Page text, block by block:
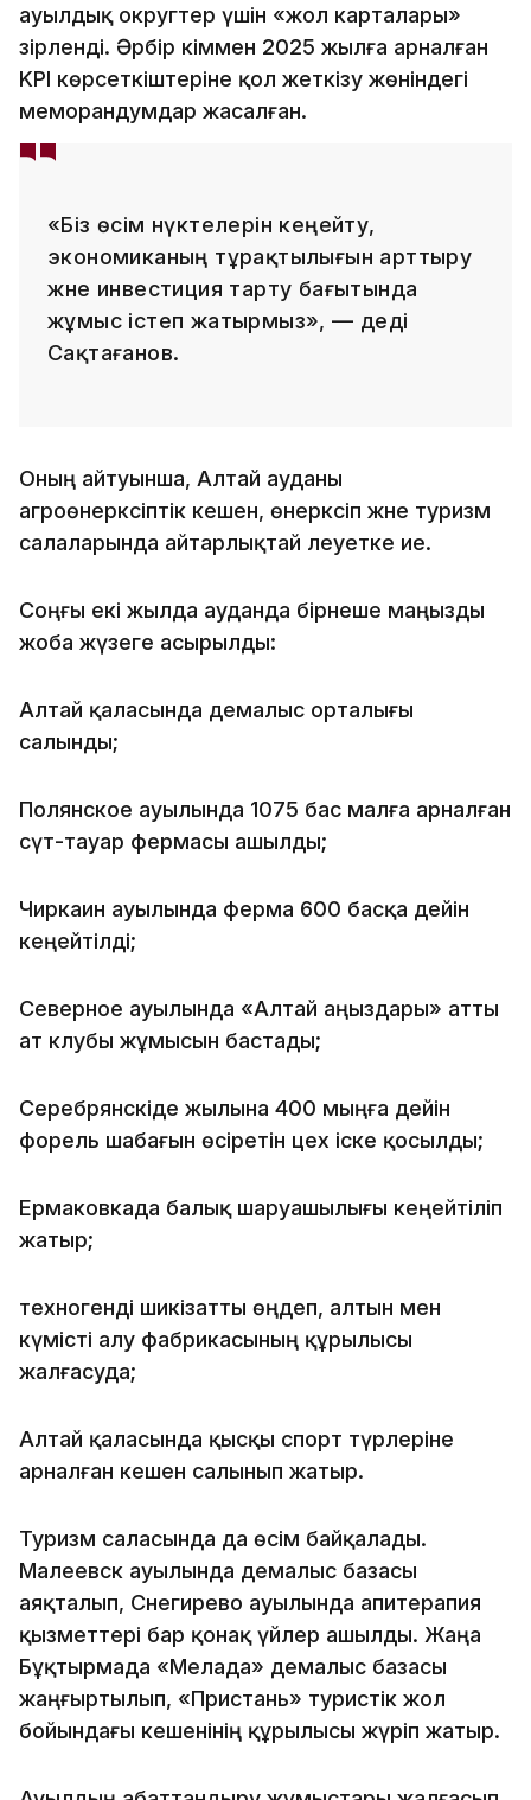
ауылдық округтер үшін «жол карталары»
әзірленді. Әрбір әкіммен 2025 жылға арналған
KPI көрсеткіштеріне қол жеткізу жөніндегі
меморандумдар жасалған.
«Біз өсім нүктелерін кеңейту,
экономиканың тұрақтылығын арттыру
және инвестиция тарту бағытында
жұмыс істеп жатырмыз», — деді
Сақтағанов.
Оның айтуынша, Алтай ауданы
агроөнеркәсіптік кешен, өнеркәсіп және туризм
салаларында айтарлықтай әлеуетке ие.
Соңғы екі жылда ауданда бірнеше маңызды
жоба жүзеге асырылды:
Алтай қаласында демалыс орталығы
салынды;
Полянское ауылында 1075 бас малға арналған
сүт-тауар фермасы ашылды;
Чиркаин ауылында ферма 600 басқа дейін
кеңейтілді;
Северное ауылында «Алтай аңыздары» атты
ат клубы жұмысын бастады;
Серебрянскіде жылына 400 мыңға дейін
форель шабағын өсіретін цех іске қосылды;
Ермаковкада балық шаруашылығы кеңейтіліп
жатыр;
техногенді шикізатты өңдеп, алтын мен
күмісті алу фабрикасының құрылысы
жалғасуда;
Алтай қаласында қысқы спорт түрлеріне
арналған кешен салынып жатыр.
Туризм саласында да өсім байқалады.
Малеевск ауылында демалыс базасы
аяқталып, Снегирево ауылында апитерапия
қызметтері бар қонақ үйлер ашылды. Жаңа
Бұқтырмада «Мелада» демалыс базасы
жаңғыртылып, «Пристань» туристік жол
бойындағы кешенінің құрылысы жүріп жатыр.